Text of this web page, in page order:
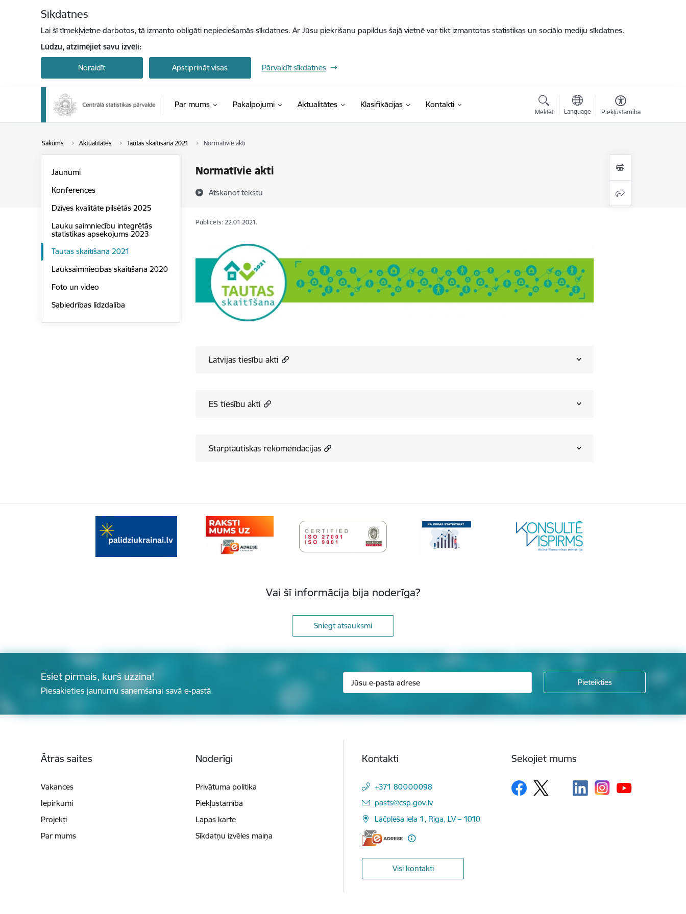
Sīkdatnes
Lai šī tīmekļvietne darbotos, tā izmanto obligāti nepieciešamās sīkdatnes. Ar Jūsu piekrišanu papildus šajā vietnē var tikt izmantotas statistikas un sociālo mediju sīkdatnes.
Lūdzu, atzīmējiet savu izvēli:
Noraidīt Apstiprināt visas Pārvaldīt sīkdatnes
Par mums Pakalpojumi Aktualitātes Klasifikācijas(Ārējā saite)
Kontakti
Meklēt Language Piekļūstamība
Sākums Aktualitātes Tautas skaitīšana 2021 Normatīvie akti
Normatīvie akti
Atskaņot tekstu
Jaunumi
Konferences
Dzīves kvalitāte pilsētās 2025
Lauku saimniecību integrētās
statistikas apsekojums 2023
Tautas skaitīšana 2021
Lauksaimniecības skaitīšana 2020
Foto un video
Sabiedrības līdzdalība
Publicēts: 22.01.2021.
Latvijas tiesību akti
ES tiesību akti
Starptautiskās rekomendācijas
Vai šī informācija bija noderīga?
Sniegt atsauksmi
Esiet pirmais, kurš uzzina!
Piesakieties jaunumu saņemšanai savā e-pastā.
Ātrās saites
Vakances
Iepirkumi
Projekti
Par mums
Noderīgi
Privātuma politika
Piekļūstamība
Lapas karte
Sīkdatņu izvēles maiņa
Kontakti
+371 80000098
E-pasts:
pasts@csp.gov.lv
Lāčplēša iela 1, Rīga, LV – 1010
Visi kontakti
Sekojiet mums